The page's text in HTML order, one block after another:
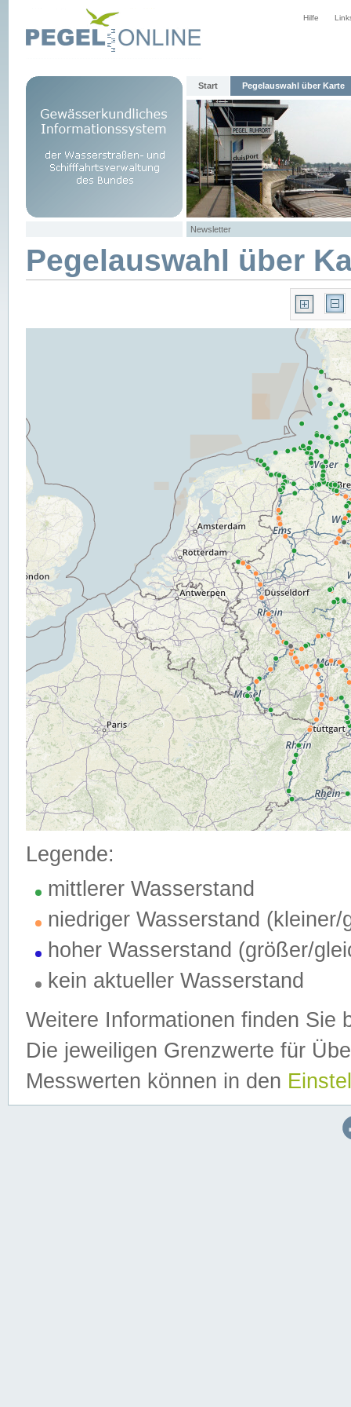
Hilfe
Start Pegelauswahl über Karte
Newsletter
Pegelauswahl über
Legende:
mittlerer Wasserstand
niedriger Wasserstand (kleiner/
hoher Wasserstand (größer/
kein aktueller Wasserstand
Weitere Informationen finden Sie
Die jeweiligen Grenzwerte für
Messwerten können in den